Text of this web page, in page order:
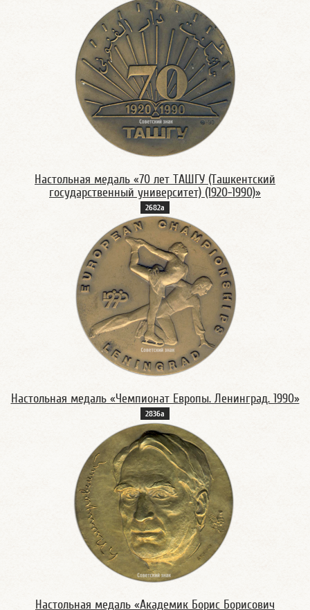
Настольная медаль «70 лет ТАШГУ (Ташкентский
государственный университет) (1920-1990)»
2682а
Настольная медаль «Чемпионат Европы. Ленинград. 1990»
2836а
Настольная медаль «Академик Борис Борисович